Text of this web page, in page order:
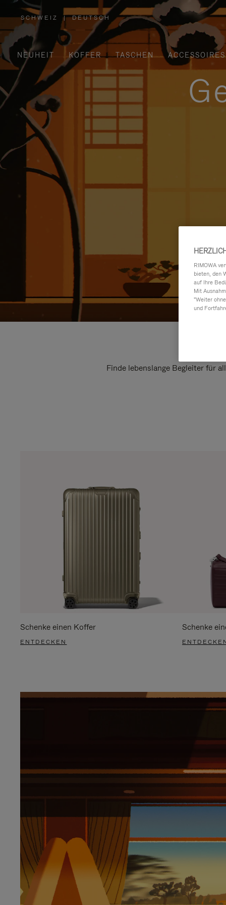
SCHWEIZ
,
WÄHLEN
IHRE
REGION
AUS
| DEUTSCH
NEUHEIT KOFFER TASCHEN ACCESSOIRES
Finde lebenslange Begleiter für
Schenke einen Koffer
ENTDECKEN
Schenke
RIMOWA
bieten, den
auf Ihre
Mit
"Weiter
und